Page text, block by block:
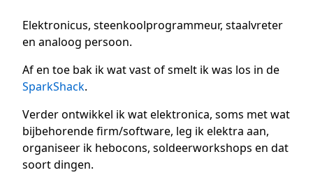
Elektronicus, steenkoolprogrammeur, staalvreter
en analoog persoon.
Af en toe bak ik wat vast of smelt ik was los in de
SparkShack.
Verder ontwikkel ik wat elektronica, soms met wat
bijbehorende firm/software, leg ik elektra aan,
organiseer ik hebocons, soldeerworkshops en dat
soort dingen.